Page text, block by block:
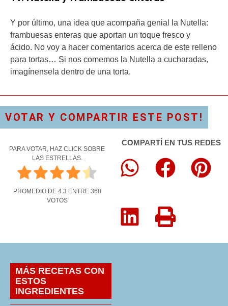
Y por último, una idea que acompaña genial la Nutella:
frambuesas enteras que aportan un toque fresco y
ácido. No voy a hacer comentarios acerca de este relleno
para tortas… Si nos comemos la Nutella a cucharadas,
imagínensela dentro de una torta.
VOTAR Y COMPARTIR ESTE POST!
PARA VOTAR, HAZ CLICK SOBRE
LAS ESTRELLAS.
PROMEDIO DE 4.3 ENTRE 368
VOTOS
COMPARTÍ EN TUS REDES
MÁS RECETAS CON
ESTOS
INGREDIENTES